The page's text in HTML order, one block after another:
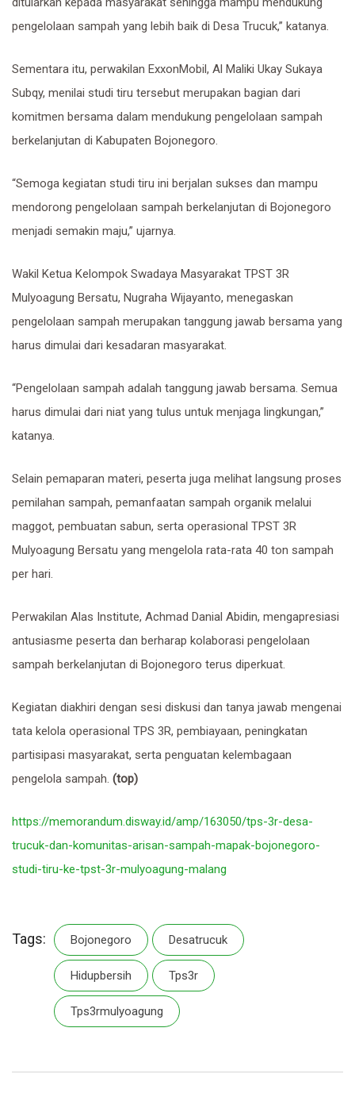
pengelolaan sampah yang lebih baik di Desa Trucuk,” katanya.
Sementara itu, perwakilan ExxonMobil, Al Maliki Ukay Sukaya
Subqy, menilai studi tiru tersebut merupakan bagian dari
komitmen bersama dalam mendukung pengelolaan sampah
berkelanjutan di Kabupaten Bojonegoro.
“Semoga kegiatan studi tiru ini berjalan sukses dan mampu
mendorong pengelolaan sampah berkelanjutan di Bojonegoro
menjadi semakin maju,” ujarnya.
Wakil Ketua Kelompok Swadaya Masyarakat TPST 3R
Mulyoagung Bersatu, Nugraha Wijayanto, menegaskan
pengelolaan sampah merupakan tanggung jawab bersama yang
harus dimulai dari kesadaran masyarakat.
“Pengelolaan sampah adalah tanggung jawab bersama. Semua
harus dimulai dari niat yang tulus untuk menjaga lingkungan,”
katanya.
Selain pemaparan materi, peserta juga melihat langsung proses
pemilahan sampah, pemanfaatan sampah organik melalui
maggot, pembuatan sabun, serta operasional TPST 3R
Mulyoagung Bersatu yang mengelola rata-rata 40 ton sampah
per hari.
Perwakilan Alas Institute, Achmad Danial Abidin, mengapresiasi
antusiasme peserta dan berharap kolaborasi pengelolaan
sampah berkelanjutan di Bojonegoro terus diperkuat.
Kegiatan diakhiri dengan sesi diskusi dan tanya jawab mengenai
tata kelola operasional TPS 3R, pembiayaan, peningkatan
partisipasi masyarakat, serta penguatan kelembagaan
pengelola sampah. (top)
https://memorandum.disway.id/amp/163050/tps-3r-desa-
trucuk-dan-komunitas-arisan-sampah-mapak-bojonegoro-
studi-tiru-ke-tpst-3r-mulyoagung-malang
Tags: Bojonegoro Desatrucuk
Hidupbersih Tps3r
Tps3rmulyoagung